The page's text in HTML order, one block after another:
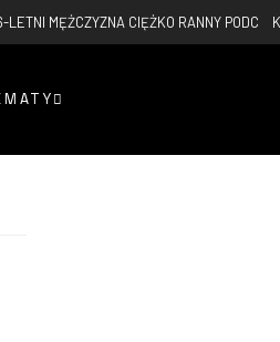
LETNI MĘŻCZYZNA CIĘŻKO RANNY